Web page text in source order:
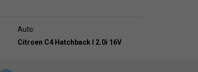
Auto:
Citroen C4 Hatchback I 2.0i 16V